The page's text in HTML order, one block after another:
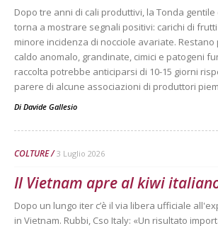
Dopo tre anni di cali produttivi, la Tonda
torna a mostrare segnali positivi: carichi di
minore incidenza di nocciole avariate. Restano
caldo anomalo, grandinate, cimici e patogeni
raccolta potrebbe anticiparsi di 10-15 giorni
parere di alcune associazioni di produttori
Di Davide Gallesio
COLTURE 3 Luglio 2026
Il Vietnam apre al kiwi
Dopo un lungo iter c’è il via libera ufficiale
in Vietnam. Rubbi, Cso Italy: «Un risultato